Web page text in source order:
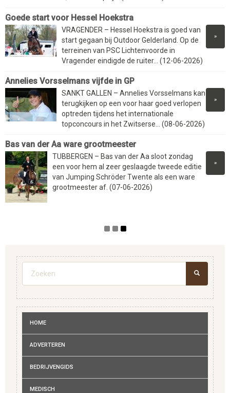
Goede start voor Hessel Hoekstra
»
VRAGENDER – Hessel Hoekstra is goed van
start gegaan bij Outdoor Gelderland. Op de
terreinen van PSC Lichtenvoorde in
Vragender eindigde de ruiter... (12-06-2026)
Annelies Vorsselmans vijfde in GP
»
SANKT GALLEN – Annelies Vorsselmans kan
terugkijken op een voor haar goed verlopen
optreden tijdens het internationale
topconcours in het Zwitserse... (08-06-2026)
Bas van der Aa ware grootmeester
»
TUBBERGEN – Bas van der Aa sloot zondag
een voor hem al zeer geslaagde tweede editie
van Jumping Schröder Twente als een ware
grootmeester af. (07-06-2026)
Zoekveld
HOME
ADVERTEREN
BEDRIJVENGIDS
MEDISCH